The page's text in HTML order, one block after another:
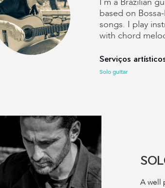
based on
songs. I play
with chord
Serviços
Solo guitar
A well